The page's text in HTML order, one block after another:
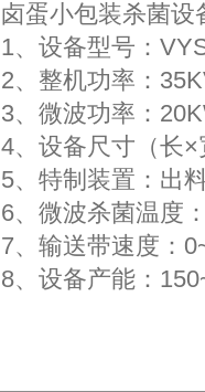
卤蛋小包装杀菌设
1、设备型号：
2、整机功率：
3、微波功率：
4、设备尺寸（长
5、特制装置：出
6、微波杀菌温度
7、输送带速度：
8、设备产能：